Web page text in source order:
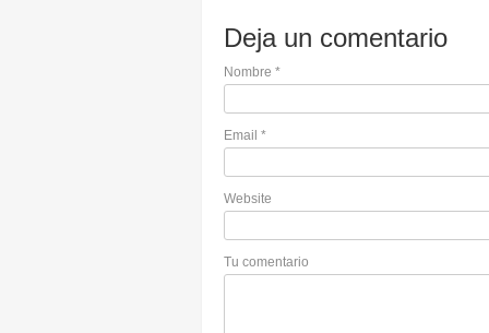
Deja un comentario
Nombre *
Email *
Website
Tu comentario